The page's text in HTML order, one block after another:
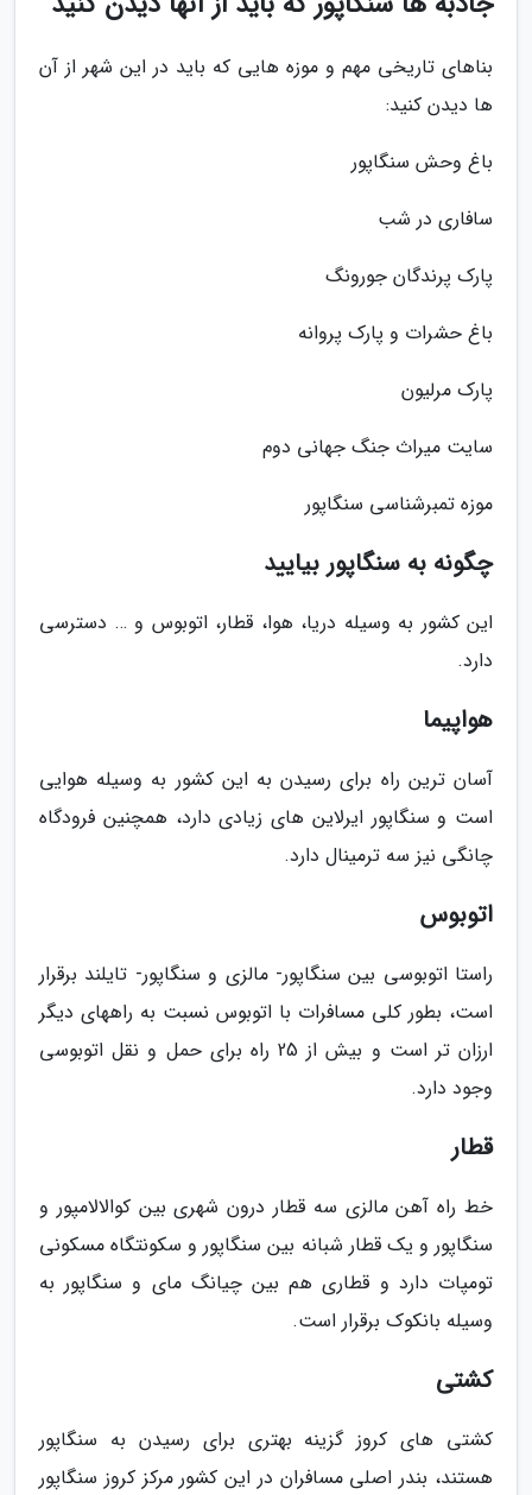
بناهای تاریخی مهم و موزه هایی که باید در این شهر از آن
ها دیدن کنید:
باغ وحش سنگاپور
سافاری در شب
پارک پرندگان جورونگ
باغ حشرات و پارک پروانه
پارک مرلیون
سایت میراث جنگ جهانی دوم
موزه تمبرشناسی سنگاپور
چگونه به سنگاپور بیایید
این کشور به وسیله دریا، هوا، قطار، اتوبوس و … دسترسی
دارد.
هواپیما
آسان ترین راه برای رسیدن به این کشور به وسیله هوایی
است و سنگاپور ایرلاین های زیادی دارد، همچنین فرودگاه
چانگی نیز سه ترمینال دارد.
اتوبوس
راستا اتوبوسی بین سنگاپور- مالزی و سنگاپور- تایلند برقرار
است، بطور کلی مسافرات با اتوبوس نسبت به راههای دیگر
ارزان تر است و بیش از 25 راه برای حمل و نقل اتوبوسی
وجود دارد.
قطار
خط راه آهن مالزی سه قطار درون شهری بین کوالالامپور و
سنگاپور و یک قطار شبانه بین سنگاپور و سکونتگاه مسکونی
تومپات دارد و قطاری هم بین چیانگ مای و سنگاپور به
وسیله بانکوک برقرار است.
کشتی
کشتی های کروز گزینه بهتری برای رسیدن به سنگاپور
هستند، بندر اصلی مسافران در این کشور مرکز کروز سنگاپور